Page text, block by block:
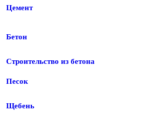
Цемент
Бетон
Строительство из бетона
Песок
Щебень